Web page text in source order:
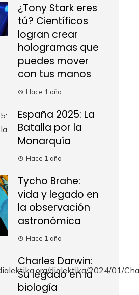
¿Tony Stark eres
tú? Científicos
logran crear
hologramas que
puedes mover
con tus manos
Hace 1 año
España 2025: La
Batalla por la
Monarquía
Hace 1 año
Tycho Brahe:
vida y legado en
la observación
astronómica
Hace 1 año
Charles Darwin:
Su legado en la
biología